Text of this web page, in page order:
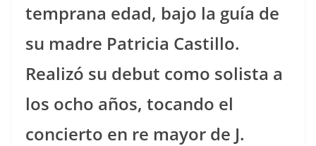
temprana edad, bajo la guía de
su madre Patricia Castillo.
Realizó su debut como solista a
los ocho años, tocando el
concierto en re mayor de J.